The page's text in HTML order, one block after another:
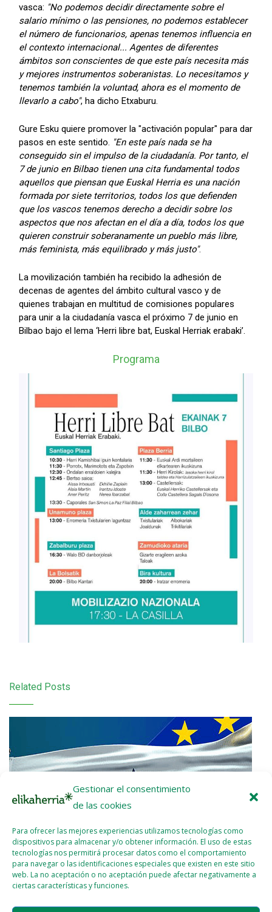
Gestionar el consentimiento
de las cookies
Para ofrecer las mejores experiencias utilizamos tecnologías como
dispositivos para almacenar y/o obtener información. El uso de estas
tecnologías nos permitirá procesar datos como el comportamiento
para navegar o las identificaciones especiales que existen en este sitio
web. La no aceptación o no aceptación puede afectar negativamente a
ciertas características y funciones.
vasca: "No podemos decidir directamente sobre el
salario mínimo o las pensiones, no podemos establecer
el número de funcionarios, apenas tenemos influencia en
el contexto internacional... Agentes de diferentes
ámbitos son conscientes de que este país necesita más
y mejores instrumentos soberanistas. Lo necesitamos y
tenemos también la voluntad, ahora es el momento de
llevarlo a cabo", ha dicho Etxaburu.
Gure Esku quiere promover la "activación popular" para dar
pasos en este sentido.
"En este país nada se ha
conseguido sin el impulso de la ciudadanía. Por tanto, el
7 de junio en Bilbao tienen una cita fundamental todos
aquellos que piensan que Euskal Herria es una nación
formada por siete territorios, todos los que defienden
que los vascos tenemos derecho a decidir sobre los
aspectos que nos afectan en el día a día, todos los que
quieren construir soberanamente un pueblo más libre,
más feminista, más equilibrado y más justo".
La movilización también ha recibido la adhesión de
decenas de agentes del ámbito cultural vasco y de
quienes trabajan en multitud de comisiones populares
para unir a la ciudadanía vasca el próximo 7 de junio en
Bilbao bajo el lema ‘Herri libre bat, Euskal Herriak erabaki’.
Programa
Related Posts